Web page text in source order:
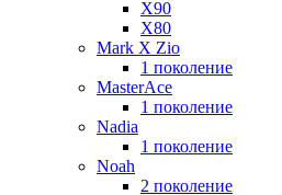
X90
Х80
Mark X Zio
1 поколение
MasterAce
1 поколение
Nadia
1 поколение
Noah
2 поколение